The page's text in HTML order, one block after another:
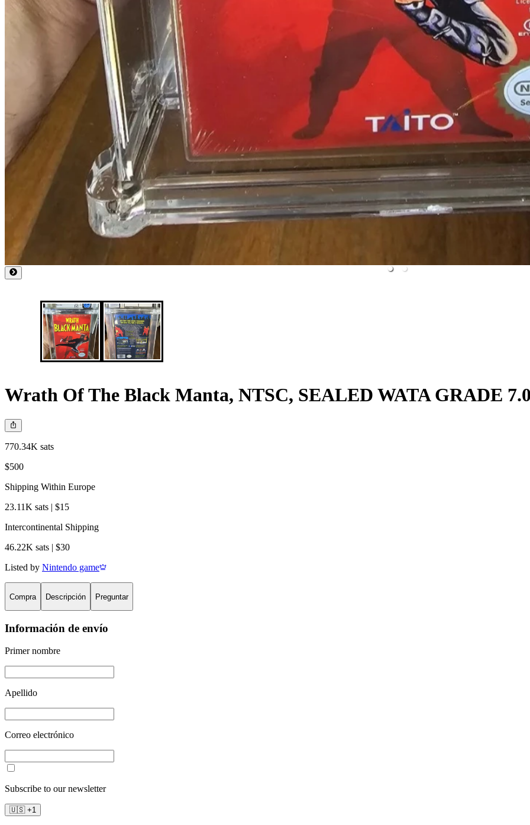
Wrath Of The Black Manta, NTSC, SEALED WATA GRADE
770.34K sats
$500
Shipping Within Europe
23.11K sats | $15
Intercontinental Shipping
46.22K sats | $30
Listed by Nintendo game
Compra Descripción Preguntar
Información de envío
Primer nombre
Apellido
Correo electrónico
Subscribe to our newsletter
🇺🇸 +1